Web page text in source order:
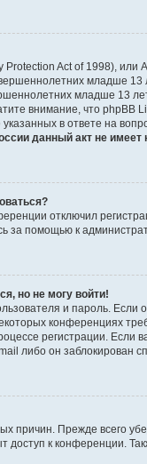
Protection Act of 1998),
младше 13
младше 13
внимание, что
в ответе на
данный акт не
отключил
за помощью к
но не могу войти!
и пароль. Если
конференциях
регистрации. Если
либо он заблокирован
причин. Прежде всего
доступ к конференции.